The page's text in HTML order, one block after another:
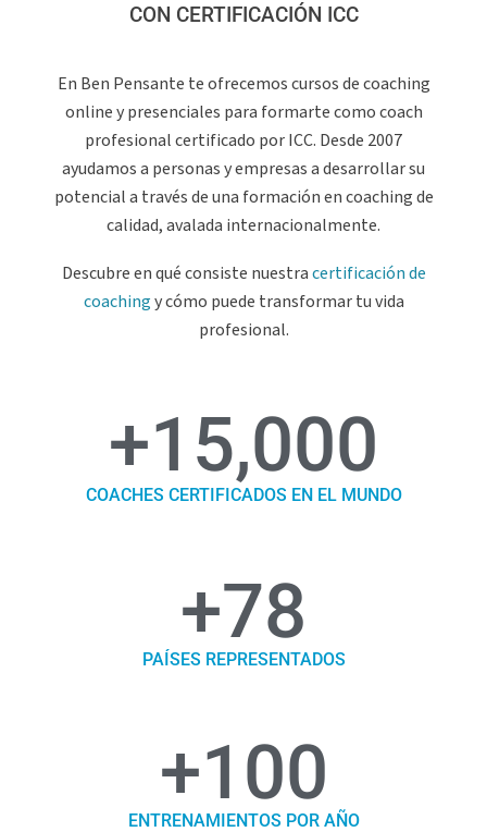
CON CERTIFICACIÓN ICC
En Ben Pensante te ofrecemos cursos de coaching
online y presenciales para formarte como coach
profesional certificado por ICC. Desde 2007
ayudamos a personas y empresas a desarrollar su
potencial a través de una formación en coaching de
calidad, avalada internacionalmente.
Descubre en qué consiste nuestracertificación de
coachingy cómo puede transformar tu vida
profesional.
COACHES CERTIFICADOS EN EL MUNDO
+15,000
PAÍSES REPRESENTADOS
+78
ENTRENAMIENTOS POR AÑO
+100